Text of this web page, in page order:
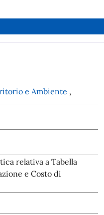
e Ambiente ,
relativa a Tabella
e Costo di